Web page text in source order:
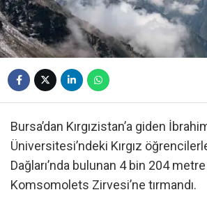
Bursa’dan Kırgızistan’a giden
Üniversitesi’ndeki Kırgız
Dağları’nda bulunan 4 bin 204
Komsomolets Zirvesi’ne tırmandı.